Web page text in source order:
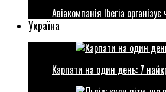
Авіакомпанія Iberia
Україна
Карпати на один день: 7